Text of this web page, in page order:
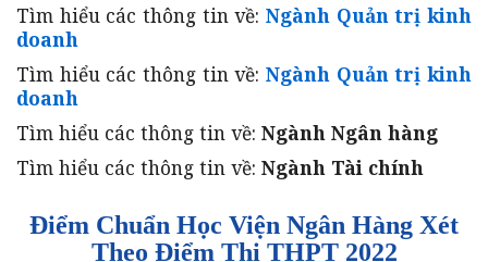
Tìm hiểu các thông tin về: Ngành Quản trị kinh
doanh
Tìm hiểu các thông tin về: Ngành Quản trị kinh
doanh
Tìm hiểu các thông tin về: Ngành Ngân hàng
Tìm hiểu các thông tin về: Ngành Tài chính
Điểm Chuẩn Học Viện Ngân Hàng Xét
Theo Điểm Thi THPT 2022